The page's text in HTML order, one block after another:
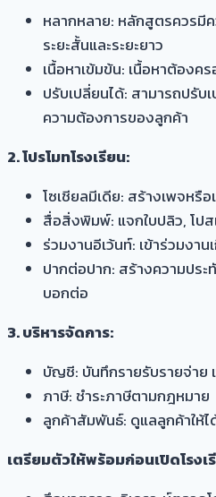
หลากหลาย: หลักสูตรควรมี
ระยะสั้นและระยะยาว
เนื้อหาเข้มข้น: เนื้อหาต้อง
ปรับเปลี่ยนได้: สามารถปรับ
ความต้องการของลูกค้า
2. โปรโมทโรงเรียน:
โซเชียลมีเดีย: สร้างเพจหรือ
สื่อสิ่งพิมพ์: แจกใบปลิว, โป
ร่วมงานอีเว้นท์: เข้าร่วมงา
ปากต่อปาก: สร้างความประ
บอกต่อ
3. บริหารจัดการ:
บัญชี: บันทึกรายรับรายจ่าย
ภาษี: ชำระภาษีตามกฎหมาย
ลูกค้าสัมพันธ์: ดูแลลูกค้าให้
เตรียมตัวให้พร้อมก่อนเปิดโรง